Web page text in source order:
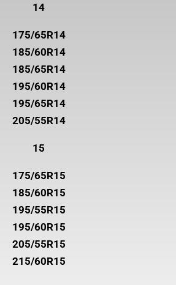
14
175/65R14
185/60R14
185/65R14
195/60R14
195/65R14
205/55R14
15
175/65R15
185/60R15
195/55R15
195/60R15
205/55R15
215/60R15